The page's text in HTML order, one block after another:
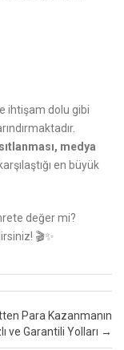
ihtişam dolu gibi
medya
en büyük
değer mi?
🎬✨
Para Kazanmanın
ve Garantili Yolları →